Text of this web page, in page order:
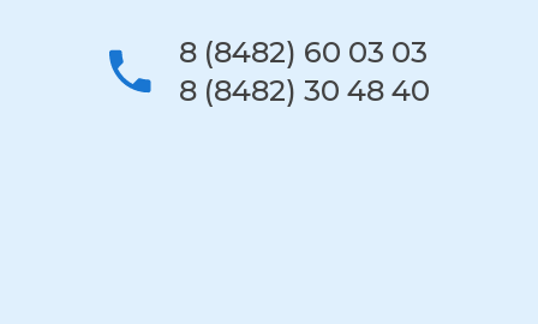
8 (8482) 60 03 03
8 (8482) 30 48 40